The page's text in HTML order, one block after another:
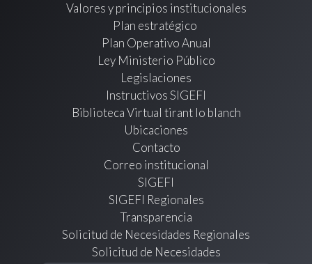
Valores y principios institucionales
Plan estratégico
Plan Operativo Anual
Ley Ministerio Público
Legislaciones
Instructivos SIGEFI
Biblioteca Virtual tirant lo blanch
Ubicaciones
Contacto
Correo institucional
SIGEFI
SIGEFI Regionales
Transparencia
Solicitud de Necesidades Regionales
Solicitud de Necesidades